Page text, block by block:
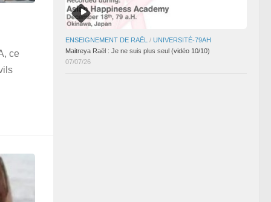
ce
ENSEIGNEMENT DE RAËL / UNIVERSITÉ-79AH
Maitreya Raël : Je ne suis plus seul (vidéo 10/10)
07/07/26